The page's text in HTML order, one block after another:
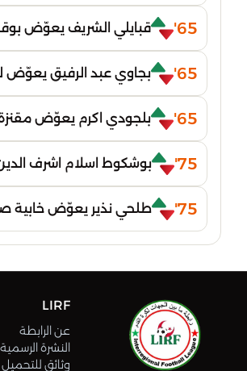
65' قبايلي الشريف يعوّض
65' بجاوي عبد الرفيق يعوّض
65' بلجودي اكرم يعوّض
75' بوشكوط اسلام اشرف
75' طلحي نذير يعوّض خابية
LIRF
عن الرابطة
النشرة الرسمية
وثائق للتحميل